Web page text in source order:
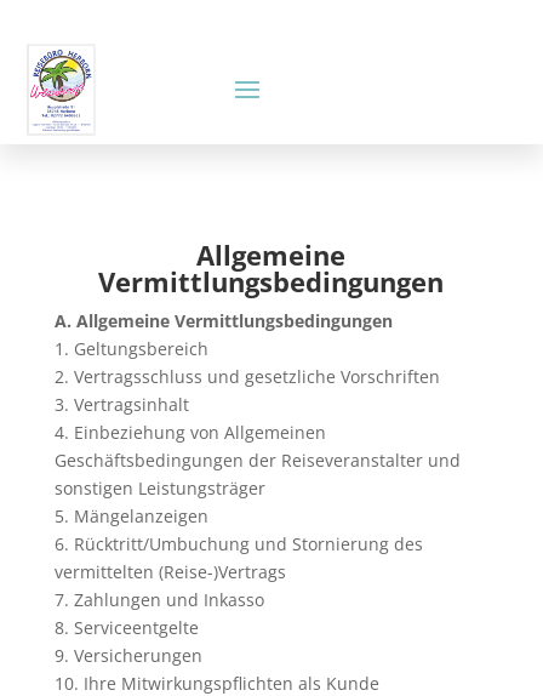
Allgemeine
Vermittlungsbedingungen
A. Allgemeine Vermittlungsbedingungen
1. Geltungsbereich
2. Vertragsschluss und gesetzliche Vorschriften
3. Vertragsinhalt
4. Einbeziehung von Allgemeinen
Geschäftsbedingungen der Reiseveranstalter und
sonstigen Leistungsträger
5. Mängelanzeigen
6. Rücktritt/Umbuchung und Stornierung des
vermittelten (Reise-)Vertrags
7. Zahlungen und Inkasso
8. Serviceentgelte
9. Versicherungen
10. Ihre Mitwirkungspflichten als Kunde